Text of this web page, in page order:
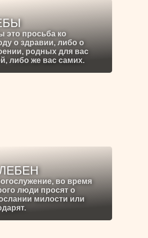
это просьба ко
о здравии, либо о
родных для вас
либо же вас самих.
во время
люди просят о
милости или